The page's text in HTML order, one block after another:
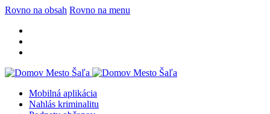
Rovno na obsah Rovno na menu
Mobilná aplikácia
Nahlás kriminalitu